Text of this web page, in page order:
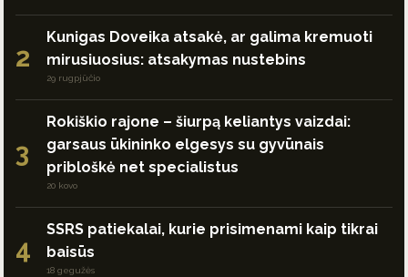
2
Kunigas Doveika atsakė, ar galima kremuoti
mirusiuosius: atsakymas nustebins
29 rugpjūčio
3
Rokiškio rajone – šiurpą keliantys vaizdai:
garsaus ūkininko elgesys su gyvūnais
pribloškė net specialistus
20 kovo
4
SSRS patiekalai, kurie prisimenami kaip tikrai
baisūs
18 gegužės